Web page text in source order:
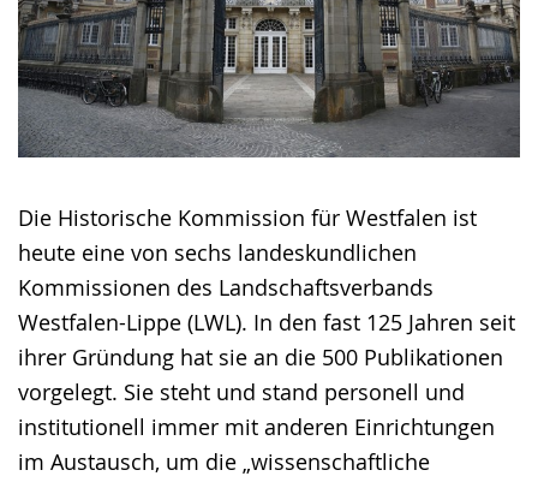
Die Historische Kommission für Westfalen ist
heute eine von sechs landeskundlichen
Kommissionen des Landschaftsverbands
Westfalen-Lippe (LWL). In den fast 125 Jahren seit
ihrer Gründung hat sie an die 500 Publikationen
vorgelegt. Sie steht und stand personell und
institutionell immer mit anderen Einrichtungen
im Austausch, um die „wissenschaftliche